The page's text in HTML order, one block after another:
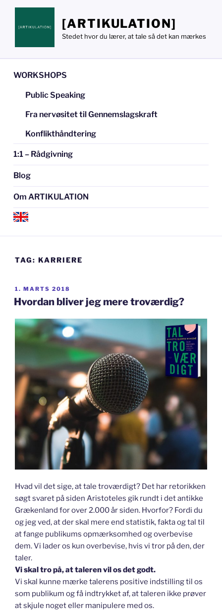
Videre
indhold
[ARTIKULATION]
Stedet hvor du lærer, at tale så det kan mærkes
WORKSHOPS
Public Speaking
Fra nervøsitet til Gennemslagskraft
Konflikthåndtering
1:1 – Rådgivning
Blog
Om ARTIKULATION
TAG: KARRIERE
UDGIVET
DEN
1. MARTS 2018
Hvordan bliver jeg mere troværdig?
Hvad vil det sige, at tale troværdigt? Det har retorikken
søgt svaret på siden Aristoteles gik rundt i det antikke
Grækenland for over 2.000 år siden. Hvorfor? Fordi du
og jeg ved, at der skal mere end statistik, fakta og tal til
at fange publikums opmærksomhed og overbevise
dem. Vi lader os kun overbevise, hvis vi tror på den, der
taler.
Vi skal tro på, at taleren vil os det godt.
Vi skal kunne mærke talerens positive indstilling til os
som publikum og få indtrykket af, at taleren ikke prøver
at skjule noget eller manipulere med os.